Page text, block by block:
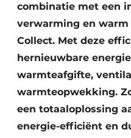
combinatie met een
verwarming en warm
Collect. Met deze
hernieuwbare
warmteafgifte,
warmteopwekking.
een totaaloplossing
energie-efficiënt en